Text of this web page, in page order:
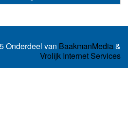
Onderdeel van BaakmanMedia&
Vrolijk Internet Services